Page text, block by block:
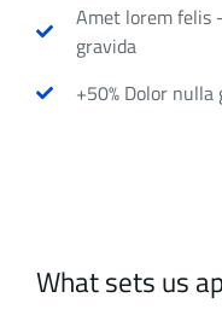
Amet lorem felis
gravida
+50% Dolor
What sets us